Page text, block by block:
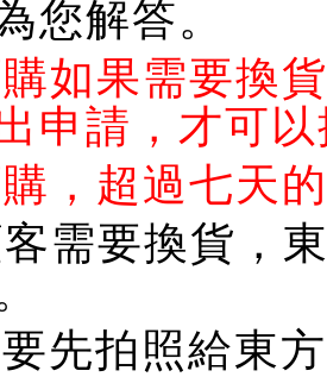
您解答。
如果需要換
申請，才可
，超過七天
需要換貨，
先拍照給東